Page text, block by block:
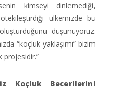
kimseyi dinlemediği,
ötekileştirdiği ülkemizde bu
düşünüyoruz.
“koçluk yaklaşımı” bizim
projesidir.”
Koçluk Becerilerini